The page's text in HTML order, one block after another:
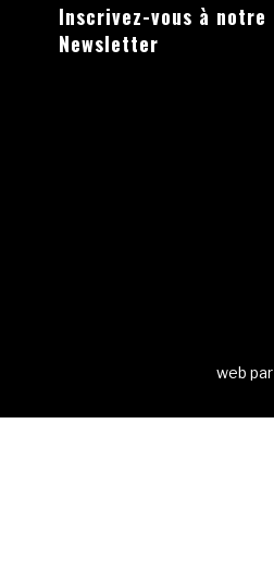
Inscrivez-vous à notre
Newsletter
web par